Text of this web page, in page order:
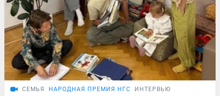
СЕМЬЯ НАРОДНАЯ ПРЕМИЯ НГС ИНТЕРВЬЮ